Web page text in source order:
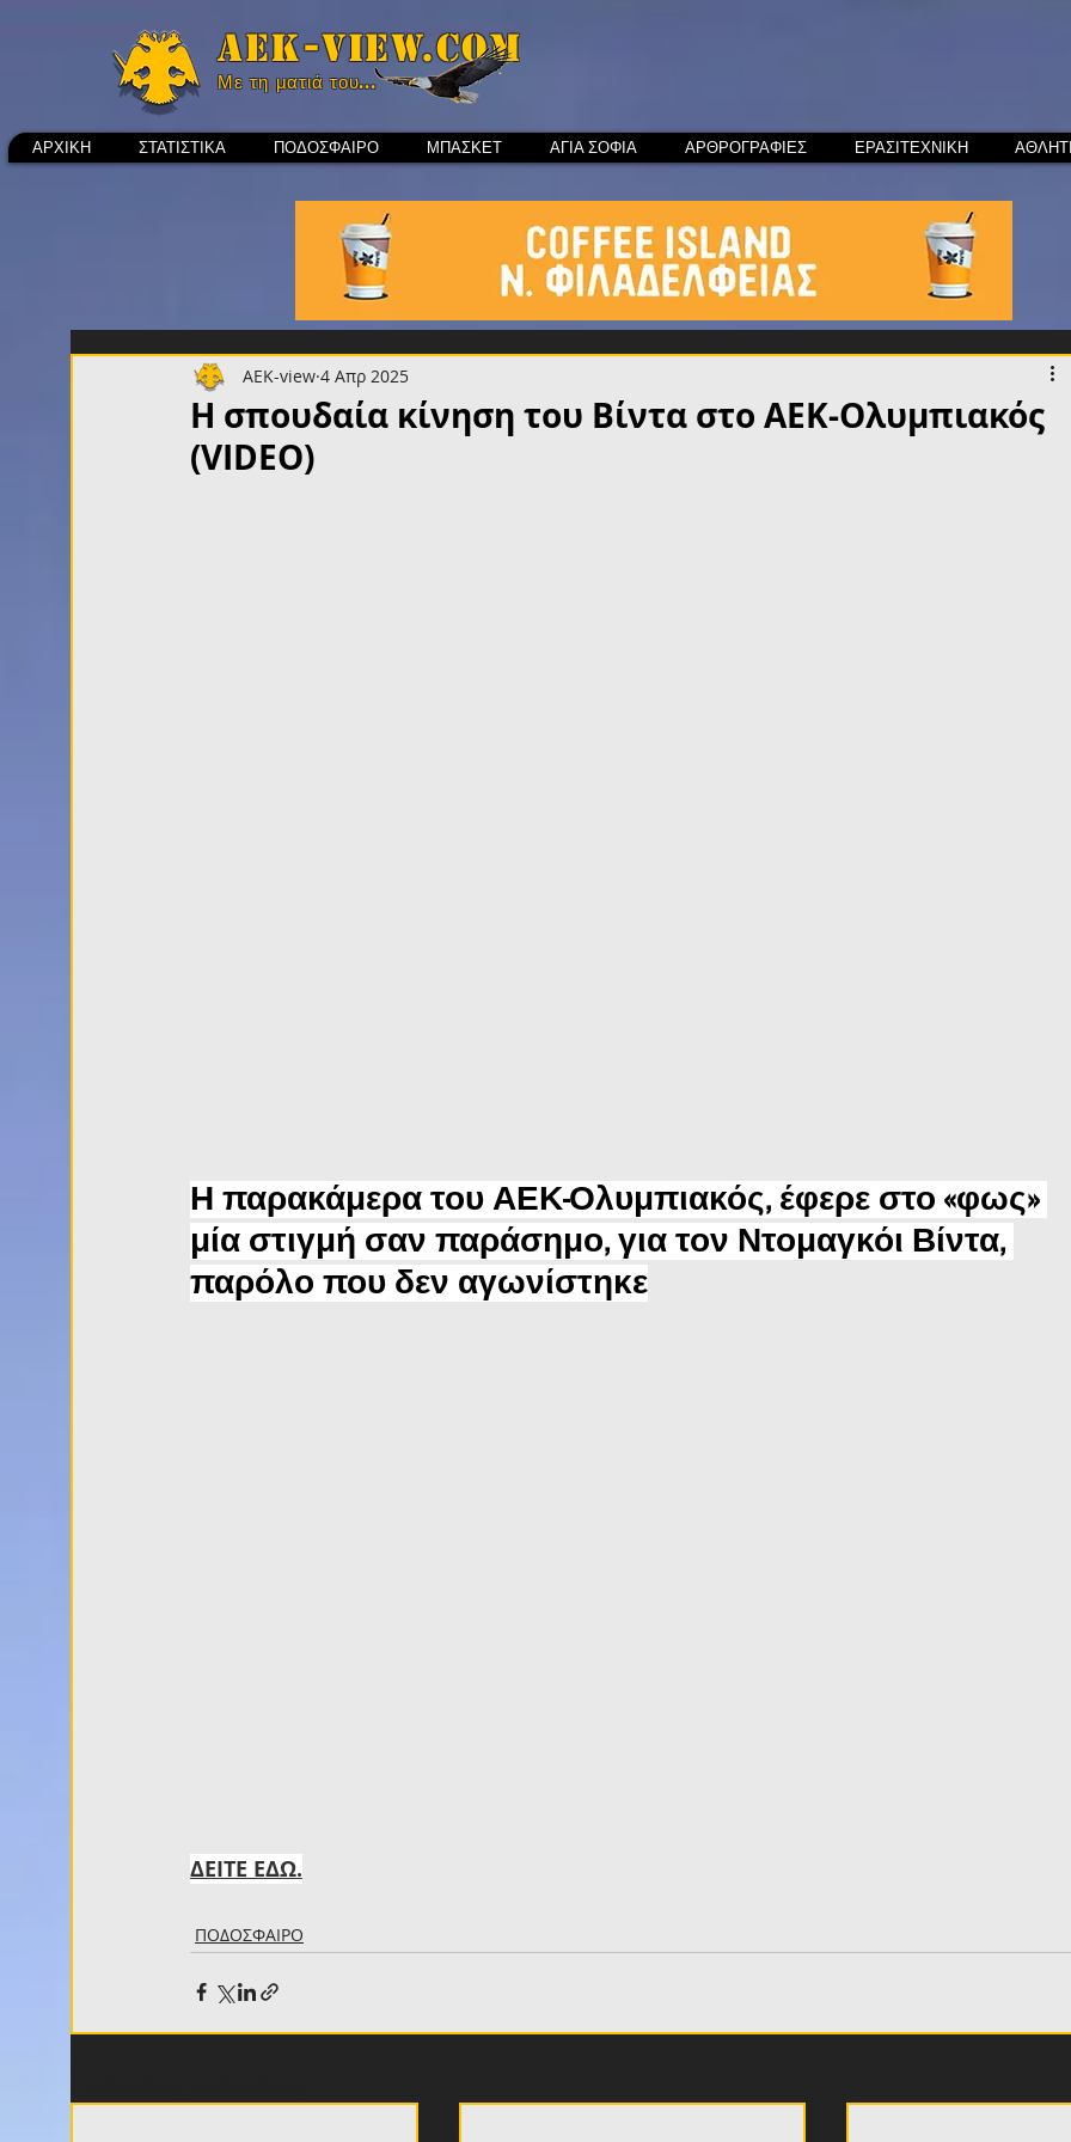
Aek-view.com
Με τη ματιά του...
ΑΡΧΙΚΗ ΣΤΑΤΙΣΤΙΚΑ ΠΟΔΟΣΦΑΙΡΟ ΜΠΑΣΚΕΤ ΑΓΙΑ ΣΟΦΙΑ ΑΡΘΡΟΓΡΑΦΙΕΣ ΕΡΑΣΙΤΕΧΝΙΚΗ
Η σπουδαία κίνηση του Βίντα στο ΑΕΚ-Ολυμπιακός
(VIDEO)
AEK-view 4 Απρ 2025
Η παρακάμερα του ΑΕΚ-Ολυμπιακός, έφερε στο «φως»
μία στιγμή σαν παράσημο, για τον Ντομαγκόι Βίντα,
παρόλο που δεν αγωνίστηκε
ΔΕΙΤΕ ΕΔΩ.
ΠΟΔΟΣΦΑΙΡΟ